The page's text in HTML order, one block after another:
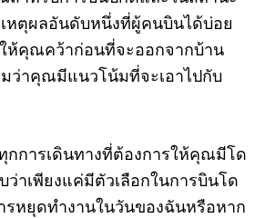
เหตุผลอันดับหนึ่งที่ผู้คนบินได้บ่อย
ห้คุณคว้าก่อนที่จะออกจากบ้าน
ว่าคุณมีแนวโน้มที่จะเอาไปกับ
กการเดินทางที่ต้องการให้คุณมีโด
าเพียงแค่มีตัวเลือกในการบินโด
หยุดทำงานในวันของฉันหรือหาก